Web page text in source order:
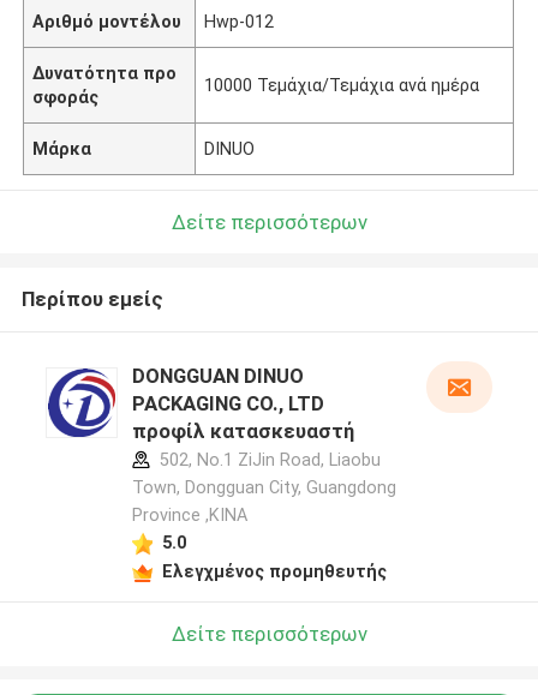
Αριθμό μοντέλου Hwp-012
Δυνατότητα προ
σφοράς
10000 Τεμάχια/Τεμάχια ανά ημέρα
Μάρκα DINUO
Δείτε περισσότερων
Περίπου εμείς
DONGGUAN DINUO
PACKAGING CO., LTD
προφίλ κατασκευαστή
502, No.1 ZiJin Road, Liaobu
Town, Dongguan City, Guangdong
Province ,ΚΙΝΑ
5.0
Ελεγχμένος προμηθευτής
Δείτε περισσότερων